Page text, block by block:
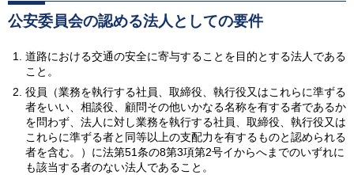
公安委員会の認める法人としての要件
道路における交通の安全に寄与することを目的とする法人である
こと。
役員（業務を執行する社員、取締役、執行役又はこれらに準ずる
者をいい、相談役、顧問その他いかなる名称を有する者であるか
を問わず、法人に対し業務を執行する社員、取締役、執行役又は
これらに準ずる者と同等以上の支配力を有するものと認められる
者を含む。）に法第51条の8第3項第2号イからへまでのいずれに
も該当する者のない法人であること。